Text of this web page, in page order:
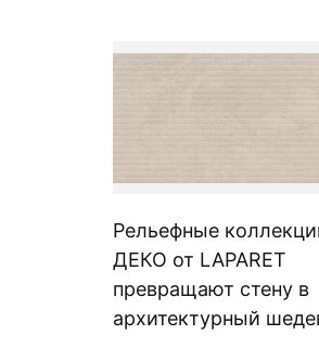
Рельефные
ДЕКО от LAPARET
превращают стену в
архитектурный